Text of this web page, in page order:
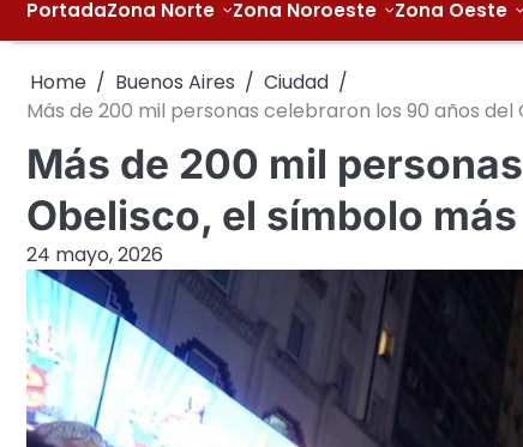
PortadaZona Norte Zona Noroeste Zona Oeste
Home Buenos Aires
Ciudad
Más de 200 mil personas celebraron los 90 años
Más de 200 mil
Obelisco, el símbolo
24 mayo, 2026